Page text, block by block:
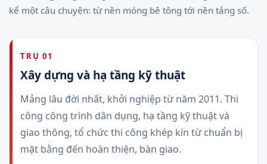
kể một câu chuyện: từ nền móng bê tông tới nền tảng số.
TRỤ 01
Xây dựng và hạ tầng kỹ thuật
Mảng lâu đời nhất, khởi nghiệp từ năm 2011. Thi
công công trình dân dụng, hạ tầng kỹ thuật và
giao thông, tổ chức thi công khép kín từ chuẩn bị
mặt bằng đến hoàn thiện, bàn giao.